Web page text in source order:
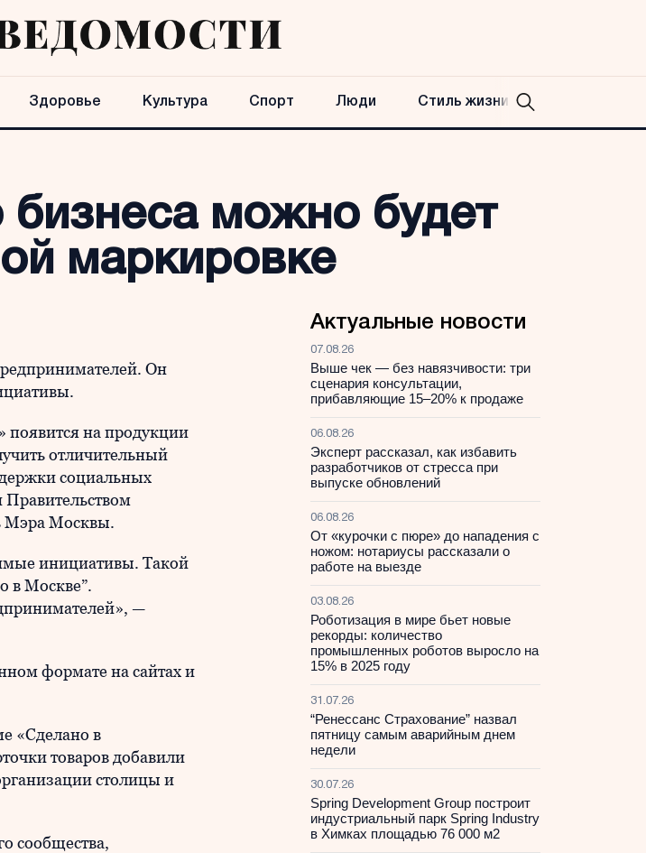
Здоровье Культура Спорт Люди Стиль жизни
бизнеса можно будет
маркировке
Он
на продукции
отличительный
социальных
Правительством
Мэра Москвы.
инициативы. Такой
в Москве”.
—
формате на сайтах и
«Сделано в
товаров добавили
столицы и
сообщества,
Актуальные новости
07.08.26
Выше чек — без навязчивости: три
сценария консультации,
прибавляющие 15–20% к продаже
06.08.26
Эксперт рассказал, как избавить
разработчиков от стресса при
выпуске обновлений
06.08.26
От «курочки с пюре» до нападения с
ножом: нотариусы рассказали о
работе на выезде
03.08.26
Роботизация в мире бьет новые
рекорды: количество
промышленных роботов выросло на
15% в 2025 году
31.07.26
“Ренессанс Страхование” назвал
пятницу самым аварийным днем
недели
30.07.26
Spring Development Group построит
индустриальный парк Spring Industry
в Химках площадью 76 000 м2